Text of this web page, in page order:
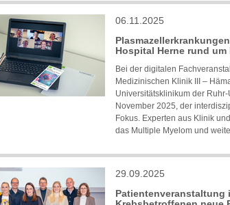
06.11.2025
Hospital Herne rund um
Bei der digitalen
Medizinischen Klinik III –
Universitätsklinikum der
November 2025, der
Fokus. Experten aus Klinik
das Multiple Myelom und
29.09.2025
Patientenveranstaltung